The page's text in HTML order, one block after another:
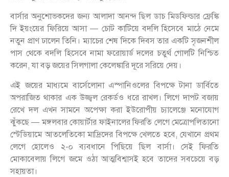
বার্সার অনুশোভকদের জন্য আলাদা আনন্দ ছিল ডাচ মিডফিল্ডার ফ্রেঙ্কি
দি ইয়ংয়ের ফিরিয়ে আসা — চোট কাটিয়ে বদলি হিসেবে মাঠে নেমে
নতুন প্রাণ ঢালেন তিনি। ম্যাচের শেষ দিকে দিবস তার একটি সৃজনশীল
পাস থেকে বদলি হিসেবে নামা ফরোয়ার্ড দলের চতুর্থ গোলটি নিশ্চিত
করেন, যা বড় জয়ের সিলগালা কেলেঙ্কারি দূরে সরিয়ে দেয়।
এই জয়ের মাধ্যমে বার্সেলোনা এস্পানিওলের বিপক্ষে টানা ডার্বিতে
অপরাজিত থাকার এক উজ্জ্বল রেকর্ডও ধরে রাখল। লিগে দাপট বজায়
রেখে দল এখন সামনে অপেক্ষা করা ইউরোপীয় চ্যালেঞ্জে মনোযোগ
ঝুঁকছে — মঙ্গলবার কোয়ার্টার ফাইনালের ফিরতি লেগে মেত্রোপলিতানো
স্টেডিয়ামে আতলেতিকো মাদ্রিদের বিপক্ষে খেলতে হবে, যেখানে প্রথম
লেগে হোলেও ২-০ ব্যবধানে পিছিয়ে ছিল বার্সা। সেই ফিরতি
মোকাবেলায় লিগে জমে ওঠা আত্মবিশ্বাসই হবে তাদের সবচেয়ে বড়
সহায়তা।